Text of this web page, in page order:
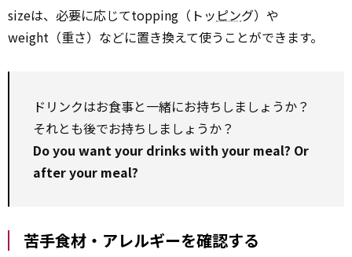
sizeは、必要に応じてtopping（トッ ピング）や
weight（重さ）などに置き換えて使うことができます。
ドリンクはお食事と一緒にお持ちしましょうか？
それとも後でお持ちしましょうか？
Do you want your drinks with your meal? Or
after your meal?
苦手食材・アレルギーを確認する